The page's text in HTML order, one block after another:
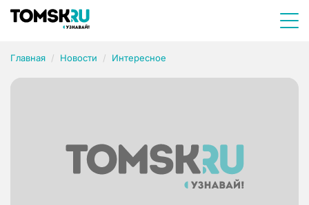
Главная Новости Интересное